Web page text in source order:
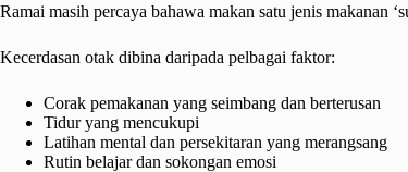
Ramai masih percaya bahawa makan satu jenis makanan
Kecerdasan otak dibina daripada pelbagai faktor:
Corak pemakanan yang seimbang dan berterusan
Tidur yang mencukupi
Latihan mental dan persekitaran yang merangsang
Rutin belajar dan sokongan emosi